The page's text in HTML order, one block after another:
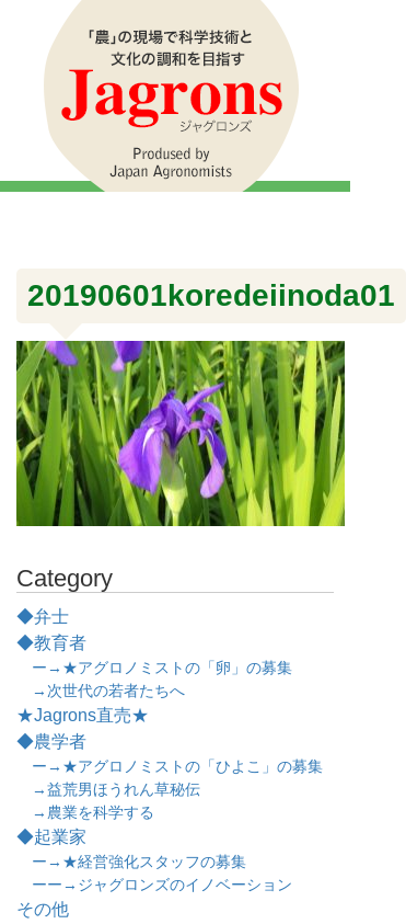
20190601koredeiinoda01
Category
◆弁士
◆教育者
ー→★アグロノミストの「卵」の募集
→次世代の若者たちへ
★Jagrons直売★
◆農学者
ー→★アグロノミストの「ひよこ」の募集
→益荒男ほうれん草秘伝
→農業を科学する
◆起業家
ー→★経営強化スタッフの募集
ーー→ジャグロンズのイノベーション
その他